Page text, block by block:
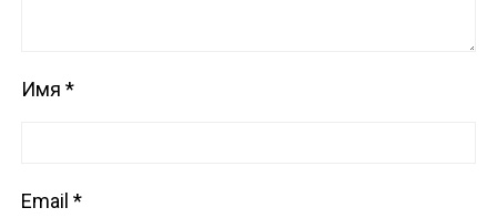
Имя*
Email*